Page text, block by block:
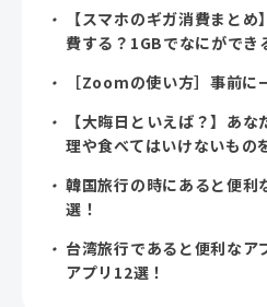
【スマホのギガ消費まと
費する？1GBでなにができ
［Zoomの使い方］事前
【大晦日といえば？】あ
理や食べてはいけないもの
韓国旅行の時にあると便利
選！
台湾旅行であると便利なア
アプリ12選！